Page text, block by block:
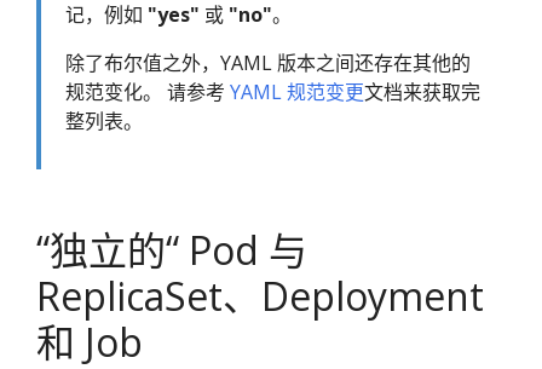
记，例如 "yes" 或 "no"。
除了布尔值之外，YAML 版本之间还存在其他的
规范变化。 请参考 YAML 规范变更文档来获取完
整列表。
“独立的“ Pod 与
ReplicaSet、Deployment
和 Job